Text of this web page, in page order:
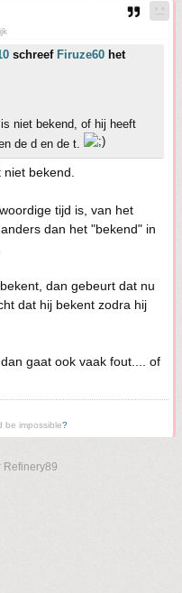
schreef Firuze60 het
niet bekend, of hij heeft
de d en de t.
bekend.
tijd is, van het
dan het "bekend" in
dan gebeurt dat nu
dat hij bekent zodra hij
gaat ook vaak fout.... of
be impossible?
Refinery89